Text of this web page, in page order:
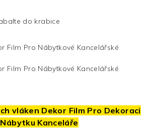
do krabice
vláken Dekor Film Pro Dekoraci
Nábytku Kanceláře